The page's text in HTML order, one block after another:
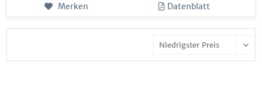
Merken Datenblatt